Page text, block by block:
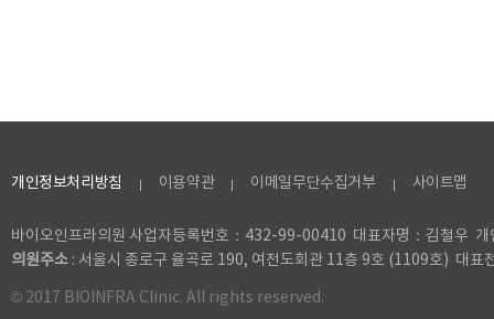
개인정보처리방침 이용약관 이메일무단수집거부 사이트맵
바이오인프라의원 사업자등록번호：432-99-00410 대표자명：김철우 개
의원주소 : 서울시 종로구 율곡로 190, 여전도회관 11층 9호 (1109호) 대
© 2017 BIOINFRA Clinic. All rights reserved.